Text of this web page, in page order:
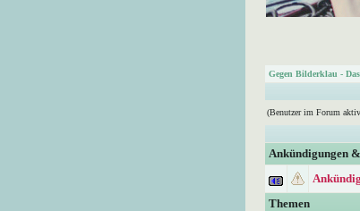
Gegen Bilderklau -
(Benutzer im Forum
Ankündigungen
Themen